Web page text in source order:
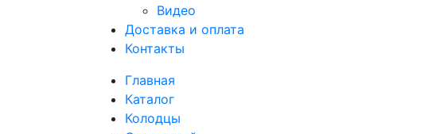
Видео
Доставка и оплата
Контакты
Главная
Каталог
Колодцы